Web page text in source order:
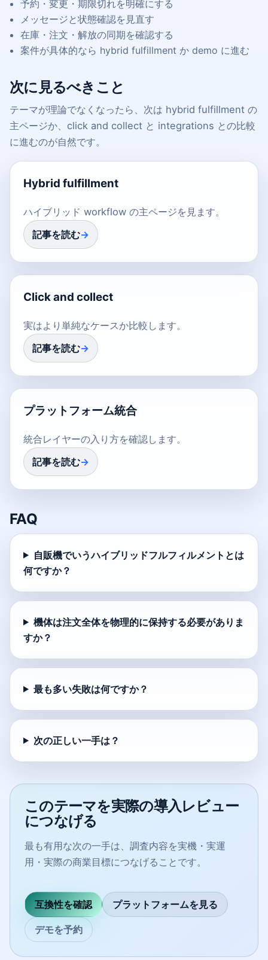
予約・変更・期限切れを明確にする
メッセージと状態確認を見直す
在庫・注文・解放の同期を確認する
案件が具体的なら hybrid fulfillment か demo に進む
次に見るべきこと
テーマが理論でなくなったら、次は hybrid fulfillment の
主ページか、click and collect と integrations との比較
に進むのが自然です。
Hybrid fulfillment
ハイブリッド workflow の主ページを見ます。
記事を読む
Click and collect
実はより単純なケースか比較します。
記事を読む
プラットフォーム統合
統合レイヤーの入り方を確認します。
記事を読む
FAQ
自販機でいうハイブリッドフルフィルメントとは
何ですか？
機体は注文全体を物理的に保持する必要がありま
すか？
最も多い失敗は何ですか？
次の正しい一手は？
このテーマを実際の導入レビュー
につなげる
最も有用な次の一手は、調査内容を実機・実運
用・実際の商業目標につなげることです。
互換性を確認 プラットフォームを見る
デモを予約